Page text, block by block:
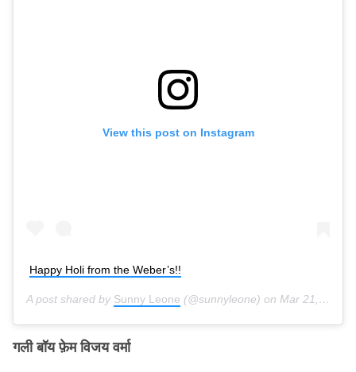
View this post on Instagram
Happy Holi from the Weber’s!!
A post shared by Sunny Leone (@sunnyleone) on Mar 21, 2019 at 4:32am PDT
गली बॉय फ़ेम विजय वर्मा